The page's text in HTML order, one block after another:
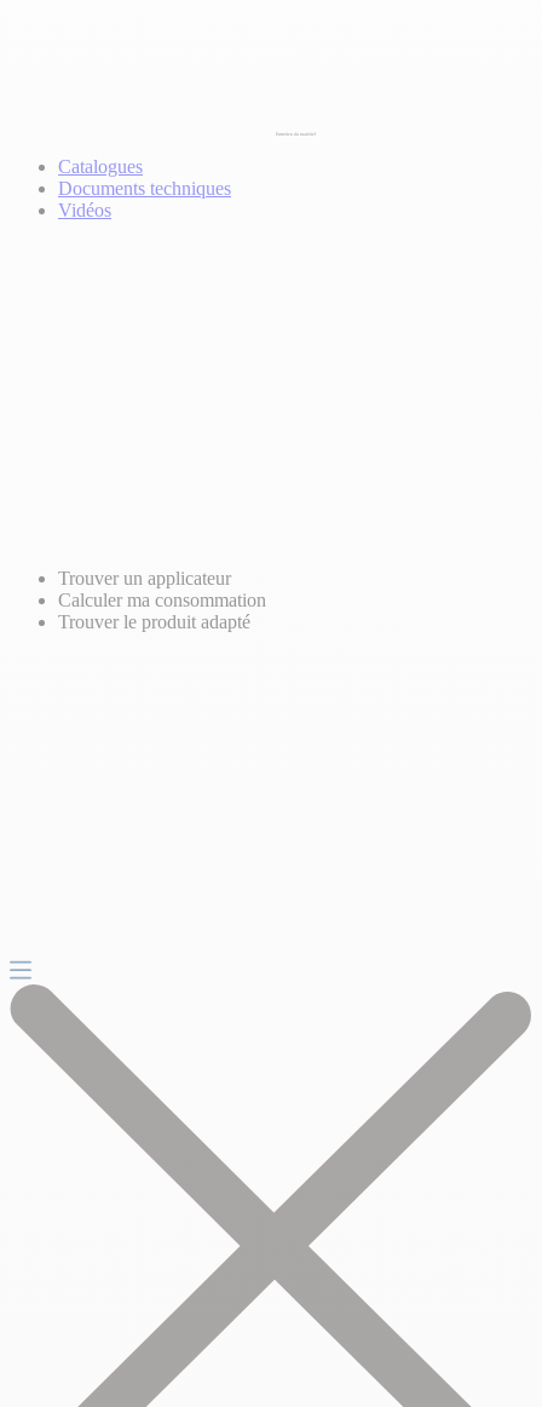
Entretien du matériel
Catalogues
Documents techniques
Vidéos
Trouver un applicateur
Calculer ma consommation
Trouver le produit adapté